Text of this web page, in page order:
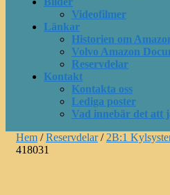
Videofilmer
Länkar
Historien om
Volvo Amazon
Reservdelar
Kontakt
Kontakta oss
Lediga poster
Vad innebär det att
Hem /Reservdelar/ 2B:1
418031